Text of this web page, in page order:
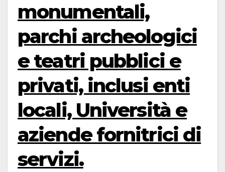
monumentali,
parchi archeologici
e teatri pubblici e
privati, inclusi enti
locali, Università e
aziende fornitrici di
servizi.